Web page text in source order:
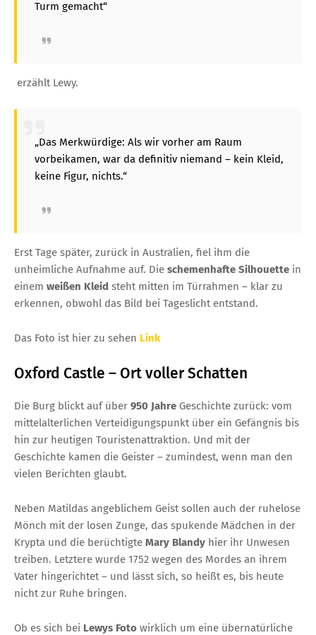
Turm gemacht“
erzählt Lewy.
„Das Merkwürdige: Als wir vorher am Raum
vorbeikamen, war da definitiv niemand – kein Kleid,
keine Figur, nichts.“
Erst Tage später, zurück in Australien, fiel ihm die
unheimliche Aufnahme auf. Die schemenhafte Silhouette in
einem weißen Kleid steht mitten im Türrahmen – klar zu
erkennen, obwohl das Bild bei Tageslicht entstand.
Das Foto ist hier zu sehen Link
Oxford Castle – Ort voller Schatten
Die Burg blickt auf über 950 Jahre Geschichte zurück: vom
mittelalterlichen Verteidigungspunkt über ein Gefängnis bis
hin zur heutigen Touristenattraktion. Und mit der
Geschichte kamen die Geister – zumindest, wenn man den
vielen Berichten glaubt.
Neben Matildas angeblichem Geist sollen auch der ruhelose
Mönch mit der losen Zunge, das spukende Mädchen in der
Krypta und die berüchtigte Mary Blandy hier ihr Unwesen
treiben. Letztere wurde 1752 wegen des Mordes an ihrem
Vater hingerichtet – und lässt sich, so heißt es, bis heute
nicht zur Ruhe bringen.
Ob es sich bei Lewys Foto wirklich um eine übernatürliche